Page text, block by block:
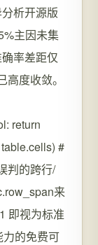
析开源版
主因未集
率差距仅
度收敛。
return
#
判的跨行/
来
即视为标准
的免费可